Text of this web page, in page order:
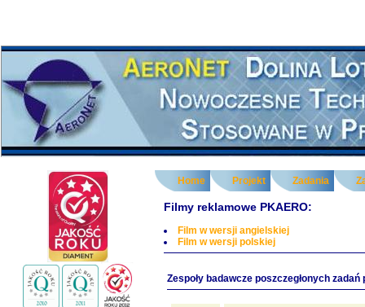
Home Projekt Zadania
Filmy reklamowe PKAERO:
Film w wersji angielskiej
Film w wersji polskiej
Zespoły badawcze poszczegłonych zadań